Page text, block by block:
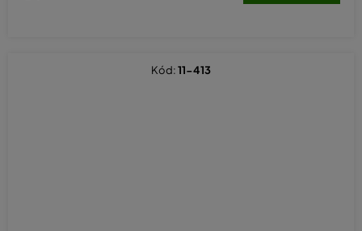
Kód:11-413